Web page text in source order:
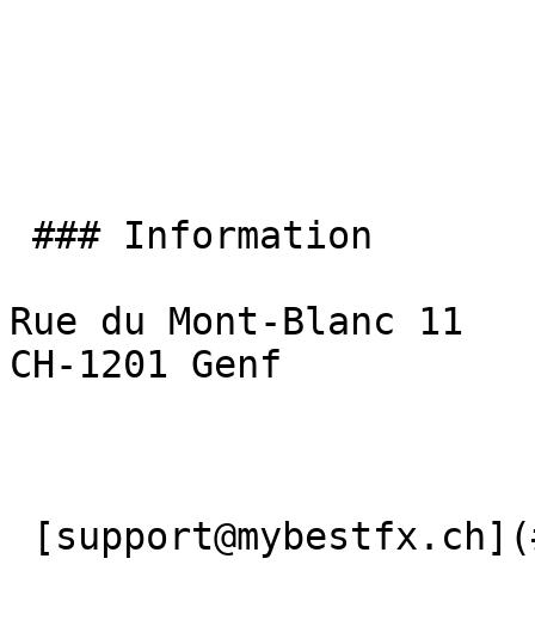
Rue du Mont-Blanc 11
CH-1201 Genf